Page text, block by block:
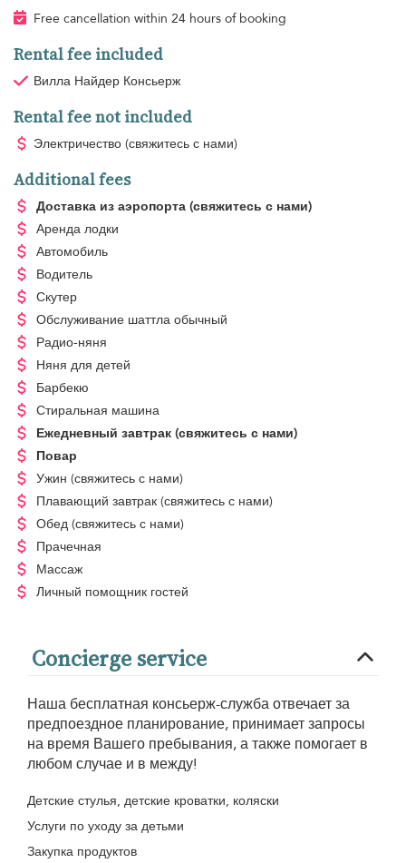
Free cancellation within 24 hours of booking
Rental fee included
Вилла Найдер Консьерж
Rental fee not included
Электричество (свяжитесь с нами)
Additional fees
Доставка из аэропорта (свяжитесь с нами)
Аренда лодки
Автомобиль
Водитель
Скутер
Обслуживание шаттла обычный
Радио-няня
Няня для детей
Барбекю
Стиральная машина
Ежедневный завтрак (свяжитесь с нами)
Повар
Ужин (свяжитесь с нами)
Плавающий завтрак (свяжитесь с нами)
Обед (свяжитесь с нами)
Прачечная
Массаж
Личный помощник гостей
Concierge service
Наша бесплатная консьерж-служба отвечает за
предпоездное планирование, принимает запросы
на время Вашего пребывания, а также помогает в
любом случае и в между!
Детские стулья, детские кроватки, коляски
Услуги по уходу за детьми
Закупка продуктов